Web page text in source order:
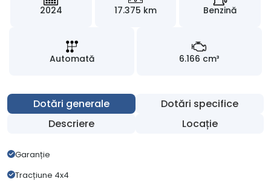
2024 17.375 km Benzină
Automată 6.166 cm³
Dotări generale
Dotări specifice
Descriere
Locație
Garanție
Tracțiune 4x4